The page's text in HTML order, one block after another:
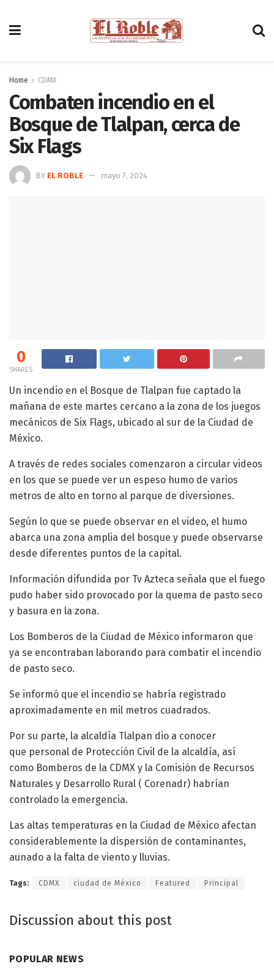
Home CDMX
Combaten incendio en el
Bosque de Tlalpan, cerca de
Six Flags
BY EL ROBLE mayo 7, 2024
0
SHARES
Un incendio en el Bosque de Tlalpan fue captado la
mañana de este martes cercano a la zona de los juegos
mecánicos de Six Flags, ubicado al sur de la Ciudad de
México.
A través de redes sociales comenzaron a circular videos
en los que se puede ver un espeso humo de varios
metros de alto en torno al parque de diversiones.
Según lo que se puede observar en el video, el humo
abarca una zona amplia del bosque y puede observarse
desde diferentes puntos de la capital.
Información difundida por Tv Azteca señala que el fuego
pudo haber sido provocado por la quema de pasto seco
y basura en la zona.
Los Bomberos de la Ciudad de México informaron que
ya se encontraban laborando para combatir el incendio
de pasto seco.
Se informó que el incendio se habría registrado
aproximadamente en mil metros cuadrados.
Por su parte, la alcaldía Tlalpan dio a conocer
que personal de Protección Civil de la alcaldía, así
como Bomberos de la CDMX y la Comisión de Recursos
Naturales y Desarrollo Rural ( Corenadr) habrían
controlado la emergencia.
Las altas temperaturas en la Ciudad de México afectan
considerablemente la dispersión de contaminantes,
aunado a la falta de viento y lluvias.
Tags: CDMX ciudad de México Featured Principal
Discussion about this post
POPULAR NEWS